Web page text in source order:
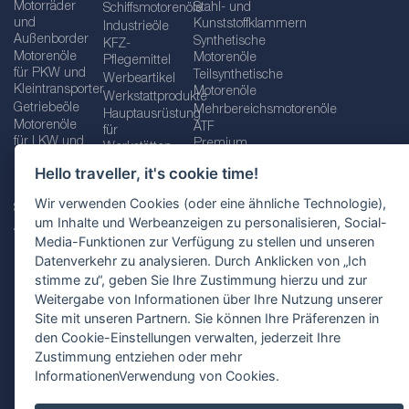
Hello traveller, it's cookie time!
Wir verwenden Cookies (oder eine ähnliche Technologie),
um Inhalte und Werbeanzeigen zu personalisieren, Social-
Media-Funktionen zur Verfügung zu stellen und unseren
Datenverkehr zu analysieren. Durch Anklicken von „Ich
stimme zu“, geben Sie Ihre Zustimmung hierzu und zur
Weitergabe von Informationen über Ihre Nutzung unserer
Site mit unseren Partnern. Sie können Ihre Präferenzen in
den Cookie-Einstellungen verwalten, jederzeit Ihre
Zustimmung entziehen oder mehr
InformationenVerwendung von Cookies.
Motorräder
und
Außenborder
Motorenöle
für PKW und
Kleintransporter
Getriebeöle
Motorenöle
für LKW und
Betriebs-
Serviceflüssigkeiten
Additive
Fette
Schiffsmotorenöle
Industrieöle
KFZ-
Pflegemittel
Werbeartikel
Werkstattprodukte
Hauptausrüstung
für
Werkstätten
Schraubenschlüssel
und
Schraubenschlüsselsätze
Zusätzliche
Werkzeuge
für
Werkstätten
Stahl- und
Kunststoffklammern
Synthetische
Motorenöle
Teilsynthetische
Motorenöle
Mehrbereichsmotorenöle
ATF
Premium
Öle für
Getriebeöle
Impressum AGB
Datenschutzbestimmungen Standortauswahl